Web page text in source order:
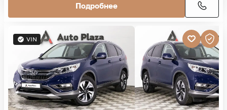
Подробнее
VIN